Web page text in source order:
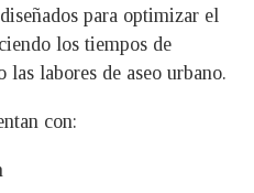
para optimizar el
los tiempos de
labores de aseo urbano.
con: